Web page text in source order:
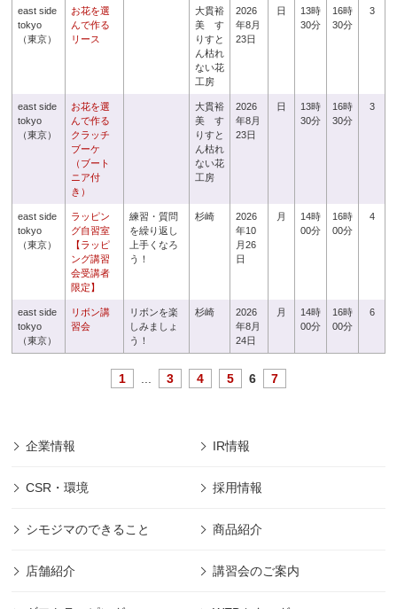
east side
tokyo
（東京）
お花を選
んで作る
リース
大貫裕
美 す
りすと
ん枯れ
ない花
工房
2026
年8月
23日
日
13時
30分
16時
30分
3
east side
tokyo
（東京）
お花を選
んで作る
クラッチ
ブーケ
（ブート
ニア付
き）
大貫裕
美 す
りすと
ん枯れ
ない花
工房
2026
年8月
23日
日
13時
30分
16時
30分
3
east side
tokyo
（東京）
ラッピン
グ自習室
【ラッピ
ング講習
会受講者
限定】
練習・質問
を繰り返し
上手くなろ
う！
杉崎
2026
年10
月26
日
月
14時
00分
16時
00分
4
east side
tokyo
（東京）
リボン講
習会
リボンを楽
しみましょ
う！
杉崎
2026
年8月
24日
月
14時
00分
16時
00分
6
1 3 4 5 6 7
企業情報 IR情報
CSR・環境 採用情報
シモジマのできること 商品紹介
店舗紹介 講習会のご案内